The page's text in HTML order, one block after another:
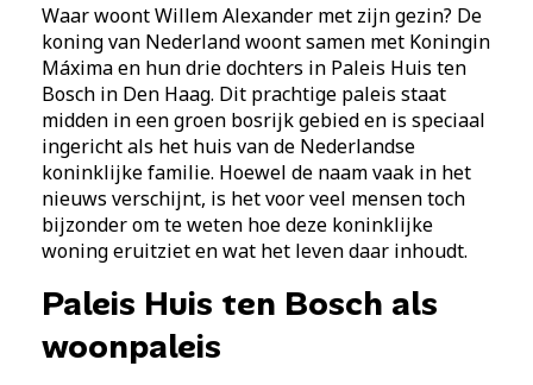
Waar woont Willem Alexander met zijn gezin? De
koning van Nederland woont samen met Koningin
Máxima en hun drie dochters in Paleis Huis ten
Bosch in Den Haag. Dit prachtige paleis staat
midden in een groen bosrijk gebied en is speciaal
ingericht als het huis van de Nederlandse
koninklijke familie. Hoewel de naam vaak in het
nieuws verschijnt, is het voor veel mensen toch
bijzonder om te weten hoe deze koninklijke
woning eruitziet en wat het leven daar inhoudt.
Paleis Huis ten Bosch als
woonpaleis